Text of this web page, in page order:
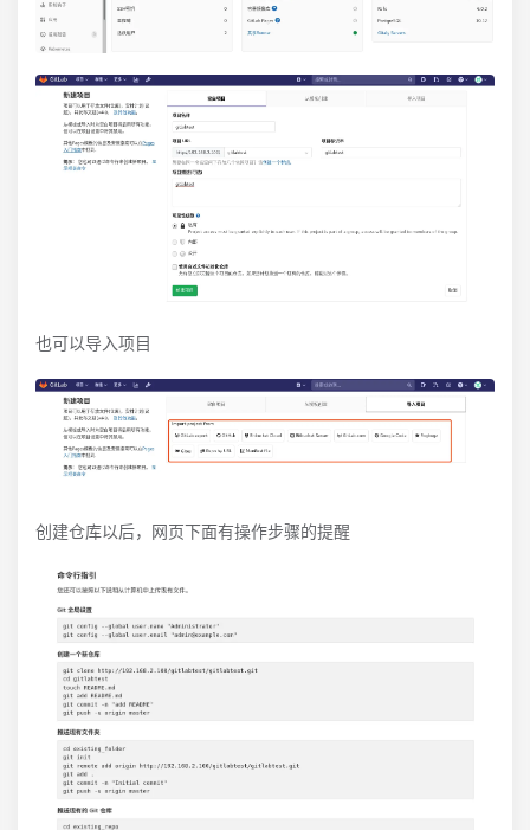
也可以导入项目
创建仓库以后，网页下面有操作步骤的提醒